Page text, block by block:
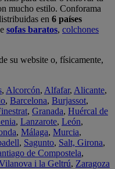
mucho estilo. Conforama
en 6 países
sofas baratos, colchones
su website o, físicamente,
, Alcorcón, Alfafar, Alicante,
, Barcelona, Burjassot,
, Granada, Huércal de
, Lanzarote, León,
, Málaga, Murcia,
, Sagunto, Salt, Girona,
de Compostela,
i la Geltrú, Zaragoza